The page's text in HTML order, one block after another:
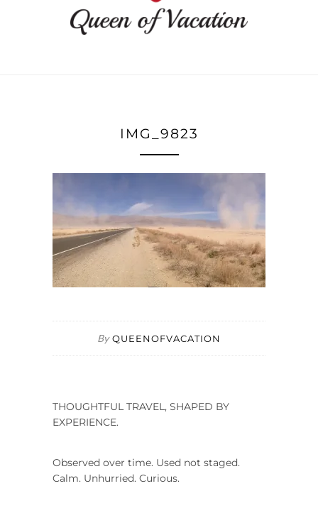
IMG_9823
By QUEENOFVACATION
THOUGHTFUL TRAVEL, SHAPED BY
EXPERIENCE.
Observed over time. Used not staged.
Calm. Unhurried. Curious.